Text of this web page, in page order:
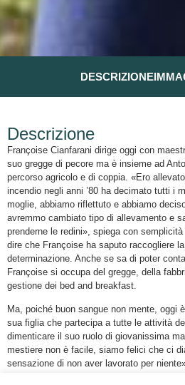
DESCRIZIONE
Descrizione
Françoise Cianfarani dirige oggi con
suo gregge di pecore ma è insieme ad
percorso agricolo e di coppia. «Ero
incendio negli anni ’80 ha decimato tutti i
moglie, abbiamo riflettuto e abbiamo
avremmo cambiato tipo di allevamento e
prenderne le redini», spiega con
dire che Françoise ha saputo raccogliere
determinazione. Anche se sa di poter
Françoise si occupa del gregge, della
gestione dei bed and breakfast.
Ma, poiché buon sangue non mente, oggi
sua figlia che partecipa a tutte le attività
dimenticare il suo ruolo di giovanissima
mestiere non è facile, siamo felici che ci
sensazione di non aver lavorato per